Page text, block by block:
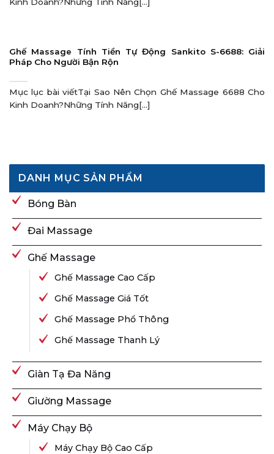
Ghế Massage Tính Tiền Tự Động Sankito S-6688: Giải
Pháp Cho Người Bận Rộn
Mục lục bài viếtTại Sao Nên Chọn Ghế Massage 6688 Cho
Kinh Doanh?Những Tính Năng[...]
DANH MỤC SẢN PHẨM
Bóng Bàn
Đai Massage
Ghế Massage
Ghế Massage Cao Cấp
Ghế Massage Giá Tốt
Ghế Massage Phổ Thông
Ghế Massage Thanh Lý
Giàn Tạ Đa Năng
Giường Massage
Máy Chạy Bộ
Máy Chạy Bộ Cao Cấp